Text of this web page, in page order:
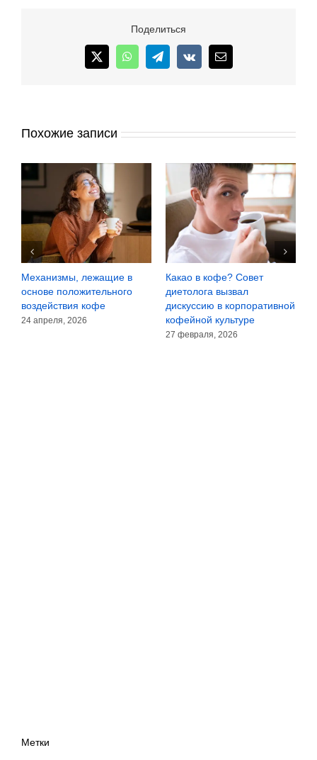
PEPSI
из
состава
Поделиться
X WhatsAppTelegram
Vk Email
Похожие записи
Механизмы, лежащие в
основе положительного
воздействия кофе
24 апреля, 2026
Какао в кофе? Совет
диетолога вызвал
дискуссию в корпоративной
кофейной культуре
27 февраля, 2026
Метки